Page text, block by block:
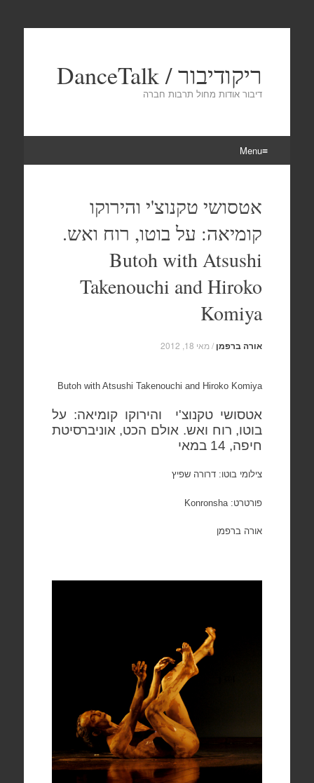
ריקודיבור / DanceTalk
דיבור אודות מחול תרבות חברה
Menu
contentאטסושי טקנוצ'י והירוקו
קומיאה: על בוטו, רוח ואש.
Butoh with Atsushi
Takenouchi and Hiroko
Komiya
אורה ברפמן /מאי 18, 2012
Butoh with Atsushi Takenouchi and Hiroko Komiya
אטסושי טקנוצ'י
והירוקו קומיאה: על
בוטו, רוח ואש. אולם הכט, אוניברסיטת
חיפה, 14 במאי
צילומי בוטו: דרורה שפיץ
פורטרט: Konronsha
אורה ברפמן